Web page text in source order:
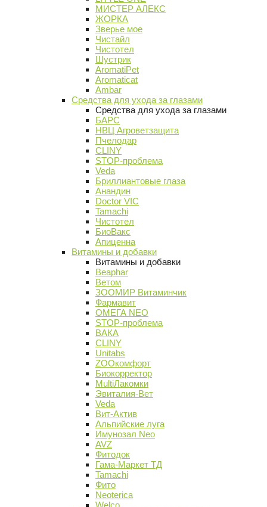
МИСТЕР АЛЕКС
ЖОРКА
Зверье мое
Чистайл
Чистотел
Шустрик
AromatiPet
Aromaticat
Ambar
Средства для ухода за глазами
Средства для ухода за глазами
БАРС
НВЦ Агроветзащита
Пчелодар
CLINY
STOP-проблема
Veda
Бриллиантовые глаза
Анандин
Doctor VIC
Tamachi
Чистотел
БиоВакс
Апиценна
Витамины и добавки
Витамины и добавки
Beaphar
Ветом
ЗООМИР Витаминчик
Фармавит
ОМЕГА NEO
STOP-проблема
ВАКА
CLINY
Unitabs
ZOOкомфорт
Биокорректор
MultiЛакомки
Эвиталия-Вет
Veda
Вит-Актив
Альпийские луга
Имунозал Neo
AVZ
Фитодок
Гама-Маркет ТД
Tamachi
Фито
Neoterica
Welco